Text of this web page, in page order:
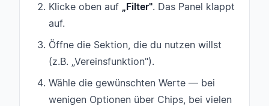
Klicke oben auf „Filter". Das Panel klappt
auf.
Öffne die Sektion, die du nutzen willst
(z.B. „Vereinsfunktion").
Wähle die gewünschten Werte — bei
wenigen Optionen über Chips, bei vielen